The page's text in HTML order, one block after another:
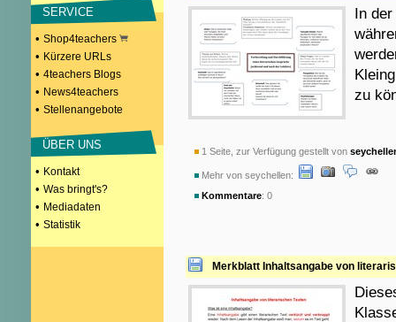
SERVICE
• Shop4teachers
• Kürzere URLs
• 4teachers Blogs
• News4teachers
• Stellenangebote
ÜBER UNS
• Kontakt
• Was bringt's?
• Mediadaten
• Statistik
In
zu
1 Seite, zur Verfügung gestellt von
Mehr von seychellen:
Kommentare: 0
Merkblatt Inhaltsangabe von